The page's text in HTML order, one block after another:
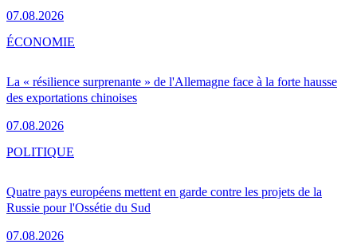
07.08.2026
La « résilience surprenante » de l'Allemagne face à la forte hausse
des exportations chinoises
07.08.2026
ÉCONOMIE
Quatre pays européens mettent en garde contre les projets de la
Russie pour l'Ossétie du Sud
07.08.2026
POLITIQUE